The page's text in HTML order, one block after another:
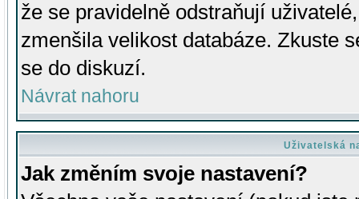
že se pravidelně odstraňují
zmenšila velikost databáze. Zkuste
se do diskuzí.
Návrat nahoru
Uživatelská
Jak změním svoje nastavení?